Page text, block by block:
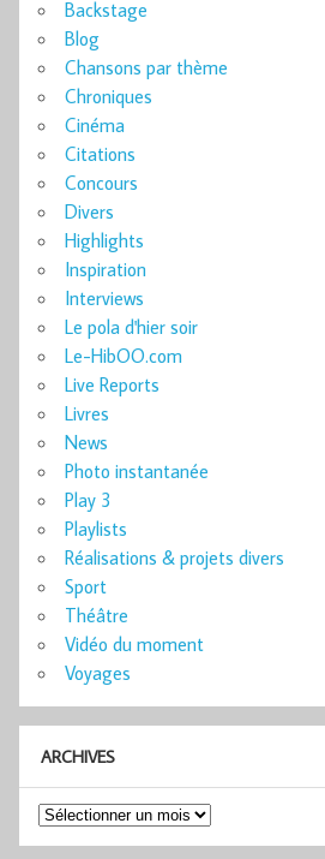
Backstage
Blog
Chansons par thème
Chroniques
Cinéma
Citations
Concours
Divers
Highlights
Inspiration
Interviews
Le pola d'hier soir
Le-HibOO.com
Live Reports
Livres
News
Photo instantanée
Play 3
Playlists
Réalisations & projets divers
Sport
Théâtre
Vidéo du moment
Voyages
ARCHIVES
Archives